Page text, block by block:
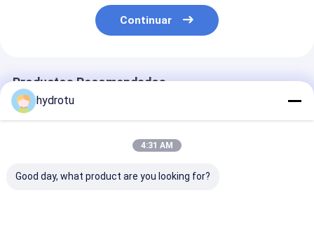
Continuar
Productos Recomendados
hydrotu
4:31 AM
Good day, what product are you looking for?